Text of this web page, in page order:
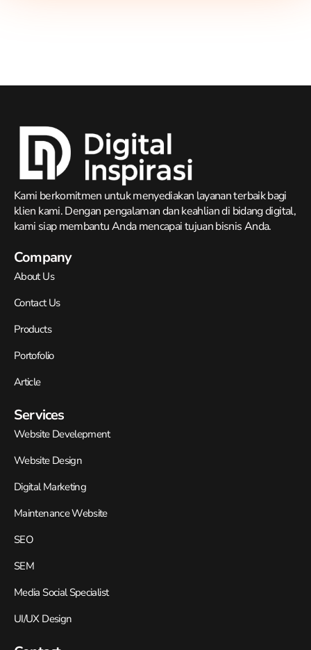
Kami berkomitmen untuk menyediakan layanan terbaik bagi
klien kami. Dengan pengalaman dan keahlian di bidang digital,
kami siap membantu Anda mencapai tujuan bisnis Anda.
Company
About Us
Contact Us
Products
Portofolio
Article
Services
Website Develepment
Website Design
Digital Marketing
Maintenance Website
SEO
SEM
Media Social Specialist
UI/UX Design